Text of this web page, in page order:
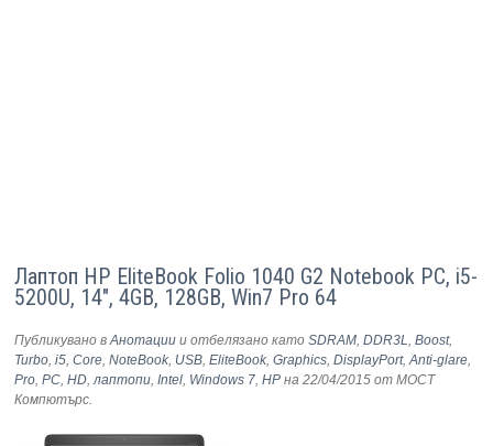
Лаптоп HP EliteBook Folio 1040 G2 Notebook PC, i5-
5200U, 14", 4GB, 128GB, Win7 Pro 64
Публикувано вАнотации и отбелязано катоSDRAM,DDR3L,Boost,
Turbo,i5,Core,NoteBook, USB,EliteBook,Graphics,DisplayPort,Anti-glare,
Pro,PC,HD,лаптопи,Intel, Windows 7,HP на 22/04/2015 от МОСТ
Компютърс.